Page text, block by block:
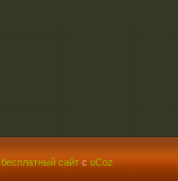
бесплатный сайт с uCoz